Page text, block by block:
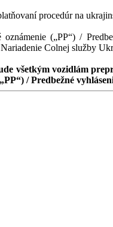
procedúr na
(„PP“) /
Colnej služby
všetkým vozidlám
/ Predbežné